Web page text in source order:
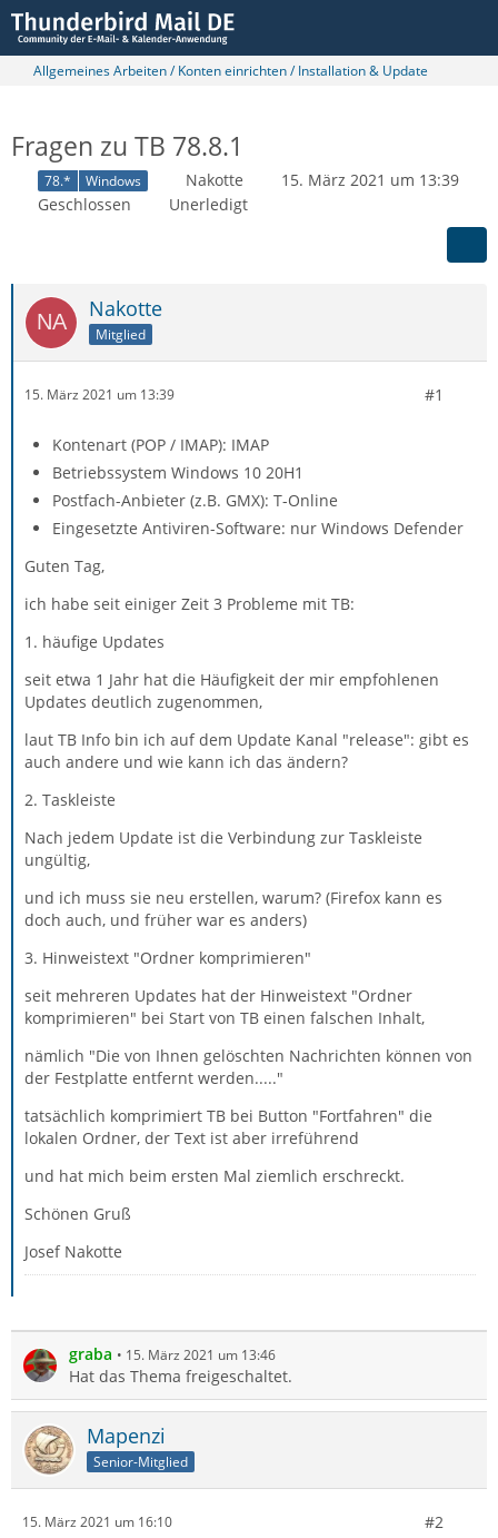
Allgemeines Arbeiten / Konten einrichten / Installation & Update
Fragen zu TB 78.8.1
78.* Windows Nakotte
15. März 2021 um 13:39
Geschlossen
Unerledigt
Nakotte
Mitglied
15. März 2021 um 13:39 #1
Kontenart (POP / IMAP): IMAP
Betriebssystem Windows 10 20H1
Postfach-Anbieter (z.B. GMX): T-Online
Eingesetzte Antiviren-Software: nur Windows Defender
Guten Tag,
ich habe seit einiger Zeit 3 Probleme mit TB:
1. häufige Updates
seit etwa 1 Jahr hat die Häufigkeit der mir empfohlenen
Updates deutlich zugenommen,
laut TB Info bin ich auf dem Update Kanal "release": gibt es
auch andere und wie kann ich das ändern?
2. Taskleiste
Nach jedem Update ist die Verbindung zur Taskleiste
ungültig,
und ich muss sie neu erstellen, warum? (Firefox kann es
doch auch, und früher war es anders)
3. Hinweistext "Ordner komprimieren"
seit mehreren Updates hat der Hinweistext "Ordner
komprimieren" bei Start von TB einen falschen Inhalt,
nämlich "Die von Ihnen gelöschten Nachrichten können von
der Festplatte entfernt werden....."
tatsächlich komprimiert TB bei Button "Fortfahren" die
lokalen Ordner, der Text ist aber irreführend
und hat mich beim ersten Mal ziemlich erschreckt.
Schönen Gruß
Josef Nakotte
graba 15. März 2021 um 13:46
Hat das Thema freigeschaltet.
Mapenzi
Senior-Mitglied
15. März 2021 um 16:10 #2